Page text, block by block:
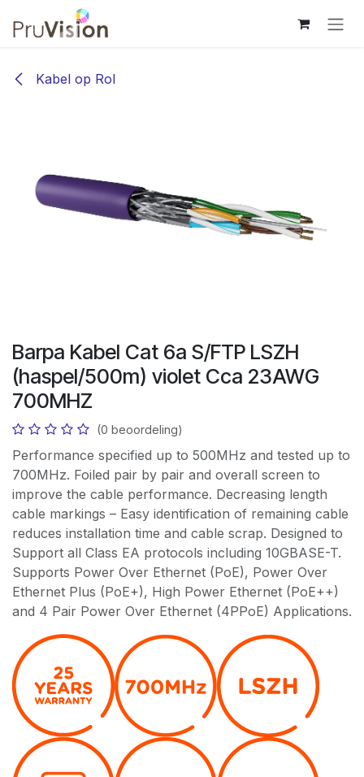
Overslaan naar inhoud
Kabel op Rol
Barpa Kabel Cat 6a S/FTP LSZH
(haspel/500m) violet Cca 23AWG
700MHZ
(0 beoordeling)
Performance specified up to 500MHz and tested up to
700MHz. Foiled pair by pair and overall screen to
improve the cable performance. Decreasing length
cable markings – Easy identification of remaining cable
reduces installation time and cable scrap. Designed to
Support all Class EA protocols including 10GBASE-T.
Supports Power Over Ethernet (PoE), Power Over
Ethernet Plus (PoE+), High Power Ethernet (PoE++)
and 4 Pair Power Over Ethernet (4PPoE) Applications.